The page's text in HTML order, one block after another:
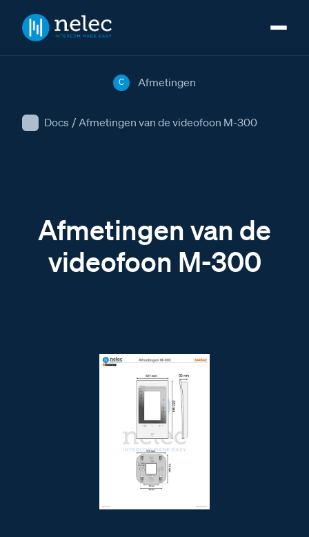
Docs / Afmetingen van de videofoon M-300
C Afmetingen
Afmetingen van de
videofoon M-300